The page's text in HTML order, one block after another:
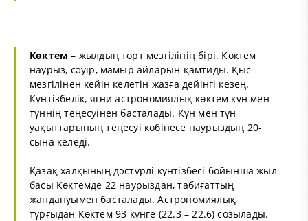
Көктем – жылдың төрт мезгілінің бірі. Көктем
наурыз, сәуір, мамыр айларын қамтиды. Қыс
мезгілінен кейін келетін жазға дейінгі кезең.
Күнтізбелік, яғни астрономиялық көктем күн мен
түннің теңесуінен басталады. Күн мен түн
уақыттарының теңесуі көбінесе наурыздың 20-
сына келеді.
Қазақ халқының дәстүрлі күнтізбесі бойынша жыл
басы Көктемде 22 наурыздан, табиғаттың
жандануымен басталады. Астрономиялық
тұрғыдан Көктем 93 күнге (22.3 – 22.6) созылады.